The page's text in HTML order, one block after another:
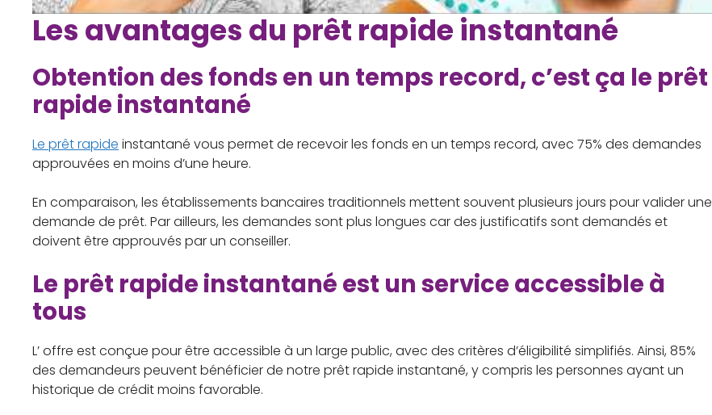
Les avantages du prêt rapide instantané
Obtention des fonds en un temps record, c’est ça le prêt
rapide instantané
Le prêt rapide instantané vous permet de recevoir les fonds en un temps record, avec 75% des demandes
approuvées en moins d’une heure.
En comparaison, les établissements bancaires traditionnels mettent souvent plusieurs jours pour valider une
demande de prêt. Par ailleurs, les demandes sont plus longues car des justificatifs sont demandés et
doivent être approuvés par un conseiller.
Le prêt rapide instantané est un service accessible à
tous
L’ offre est conçue pour être accessible à un large public, avec des critères d’éligibilité simplifiés. Ainsi, 85%
des demandeurs peuvent bénéficier de notre prêt rapide instantané, y compris les personnes ayant un
historique de crédit moins favorable.